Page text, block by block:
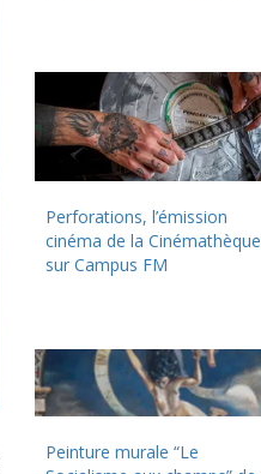
Perforations, l’émission
cinéma de la Cinémathèque
sur Campus FM
Peinture murale “Le